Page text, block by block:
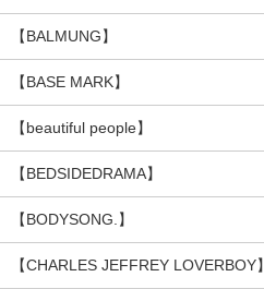
【BALMUNG】
【BASE MARK】
【beautiful people】
【BEDSIDEDRAMA】
【BODYSONG.】
【CHARLES JEFFREY LOVERBOY】